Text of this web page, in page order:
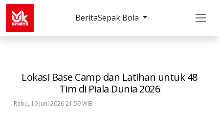
BeritaSepak Bola
Lokasi Base Camp dan Latihan untuk 48
Tim di Piala Dunia 2026
Rabu, 10 Juni 2026 21:59 WIB